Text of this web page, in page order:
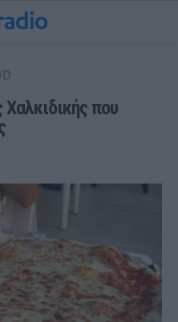
Χαλκιδικής που